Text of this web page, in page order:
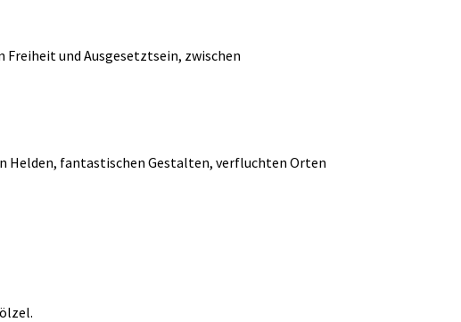
und Ausgesetztsein, zwischen
Helden, fantastischen Gestalten, verfluchten Orten